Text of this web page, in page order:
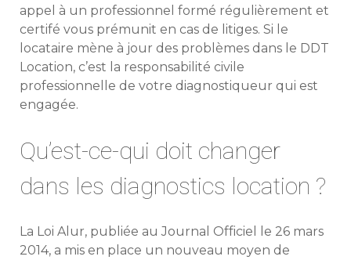
appel à un professionnel formé régulièrement et
certifé vous prémunit en cas de litiges. Si le
locataire mène à jour des problèmes dans le DDT
Location, c’est la responsabilité civile
professionnelle de votre diagnostiqueur qui est
engagée.
Qu’est-ce-qui doit changer
dans les diagnostics location ?
La Loi Alur, publiée au Journal Officiel le 26 mars
2014, a mis en place un nouveau moyen de